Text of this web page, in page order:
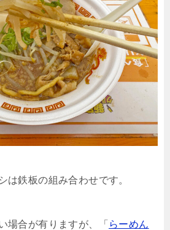
は鉄板の組み合わせです。
場合が有りますが、「 らーめん